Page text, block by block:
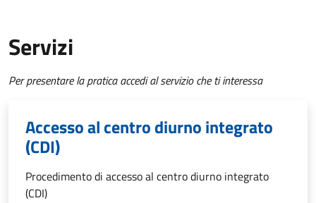
Servizi
Per presentare la pratica accedi al servizio che ti interessa
Accesso al centro diurno integrato
(CDI)
Procedimento di accesso al centro diurno integrato
(CDI)